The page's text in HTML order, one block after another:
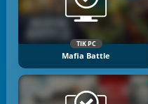
TIK PC
Mafia Battle